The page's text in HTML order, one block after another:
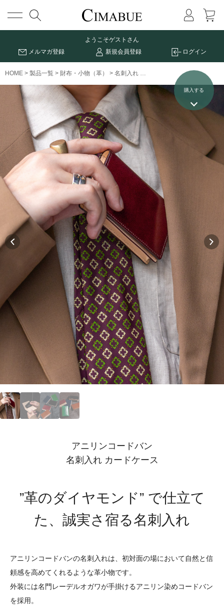
メニュー
ようこそゲストさん
メルマガ登録
新規会員登録 ログイン
HOME 製品一覧 財布・小物（革） 名刺入れ アニリンコードバン名刺入
購入する
アニリンコードバン
名刺入れ カードケース
”革のダイヤモンド” で仕立て
た、誠実さ宿る名刺入れ
アニリンコードバンの名刺入れは、初対面の場において自然と信
頼感を高めてくれるような革小物です。
外装には名門レーデルオガワが手掛けるアニリン染めコードバン
を採用。